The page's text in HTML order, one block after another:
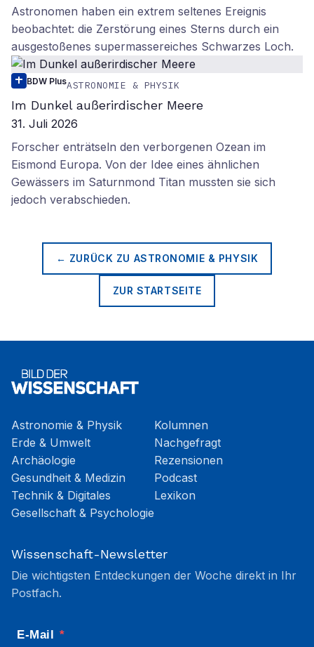
Astronomen haben ein extrem seltenes Ereignis
beobachtet: die Zerstörung eines Sterns durch ein
ausgestoßenes supermassereiches Schwarzes Loch.
BDW PlusASTRONOMIE & PHYSIK
Im Dunkel außerirdischer Meere
31. Juli 2026
Forscher enträtseln den verborgenen Ozean im
Eismond Europa. Von der Idee eines ähnlichen
Gewässers im Saturnmond Titan mussten sie sich
jedoch verabschieden.
← ZURÜCK ZU ASTRONOMIE & PHYSIK
ZUR STARTSEITE
Astronomie & Physik
Erde & Umwelt
Archäologie
Gesundheit & Medizin
Technik & Digitales
Gesellschaft & Psychologie
Kolumnen
Nachgefragt
Rezensionen
Podcast
Lexikon
Wissenschaft-Newsletter
Die wichtigsten Entdeckungen der Woche direkt in Ihr
Postfach.